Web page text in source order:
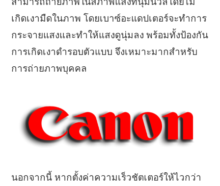
เกิดเงามืดในภาพ โดยเบาซ์อะแดปเตอร์จะทำการ
กระจายแสงและทำให้แสงดูนุ่มลง พร้อมทั้งป้องกัน
การเกิดเงาดำรอบตัวแบบ จึงเหมาะมากสำหรับ
การถ่ายภาพบุคคล
นอกจากนี้ หากตั้งค่าความเร็วชัตเตอร์ให้ไวกว่า